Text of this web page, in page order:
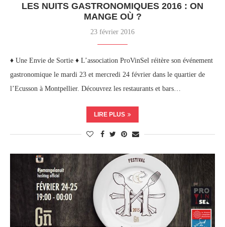
LES NUITS GASTRONOMIQUES 2016 : ON
MANGE OÙ ?
23 février 2016
♦ Une Envie de Sortie ♦ L’association ProVinSel réitère son événement
gastronomique le mardi 23 et mercredi 24 février dans le quartier de
l’Ecusson à Montpellier. Découvrez les restaurants et bars…
LIRE PLUS